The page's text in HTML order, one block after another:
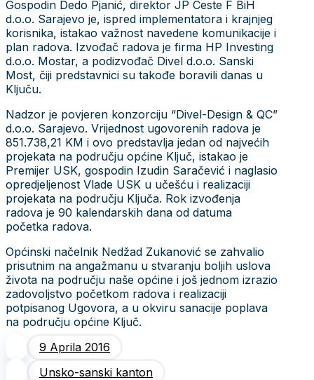
Gospodin Dedo Pjanić, direktor JP Ceste F BiH
d.o.o. Sarajevo je, ispred implementatora i krajnjeg
korisnika, istakao važnost navedene komunikacije i
plan radova. Izvođač radova je firma HP Investing
d.o.o. Mostar, a podizvođač Divel d.o.o. Sanski
Most, čiji predstavnici su takođe boravili danas u
Ključu.
Nadzor je povjeren konzorciju “Divel-Design & QC”
d.o.o. Sarajevo. Vrijednost ugovorenih radova je
851.738,21 KM i ovo predstavlja jedan od najvećih
projekata na području općine Ključ, istakao je
Premijer USK, gospodin Izudin Saračević i naglasio
opredjeljenost Vlade USK u učešću i realizaciji
projekata na području Ključa. Rok izvođenja
radova je 90 kalendarskih dana od datuma
početka radova.
Općinski načelnik Nedžad Zukanović se zahvalio
prisutnim na angažmanu u stvaranju boljih uslova
života na području naše općine i još jednom izrazio
zadovoljstvo početkom radova i realizaciji
potpisanog Ugovora, a u okviru sanacije poplava
na području općine Ključ.
9 Aprila 2016
Unsko-sanski kanton